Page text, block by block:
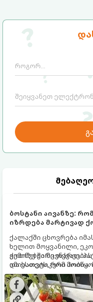
ბოსტანი აივანზე:
იზრდება მარტივად
ქალაქში ცხოვრება
ხელით მოყვანილი,
გემოზე უარი თქვათ.
იმისათვის, რომ
ყოველდღიურად ახალ,
ბოსტნეულს მოკრეფთ.
ქოთნებში
და ესთეტიკური
კულტურები ეგუებიან
და როგორ მოუაროთ